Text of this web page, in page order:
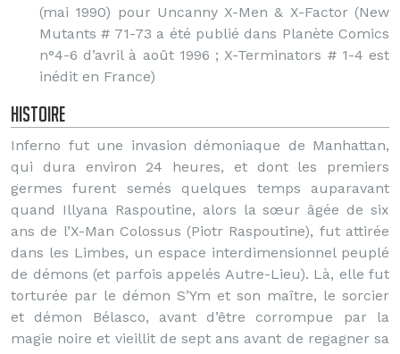
(mai 1990) pour Uncanny X-Men & X-Factor (New
Mutants # 71-73 a été publié dans Planète Comics
n°4-6 d’avril à août 1996 ; X-Terminators # 1-4 est
inédit en France)
Histoire
Inferno fut une invasion démoniaque de Manhattan,
qui dura environ 24 heures, et dont les premiers
germes furent semés quelques temps auparavant
quand Illyana Raspoutine, alors la sœur âgée de six
ans de l’X-Man Colossus (Piotr Raspoutine), fut attirée
dans les Limbes, un espace interdimensionnel peuplé
de démons (et parfois appelés Autre-Lieu). Là, elle fut
torturée par le démon S’Ym et son maître, le sorcier
et démon Bélasco, avant d’être corrompue par la
magie noire et vieillit de sept ans avant de regagner sa